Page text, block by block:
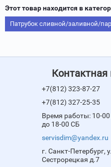
Этот товар находится в
Патрубок сливной/заливной/
+7(812) 323-87-27
+7(812) 327-25-35
Время работы: 10-
до 18-00 СБ
servisdim@yandex.ru
г. Санкт-Петербург,
Сестрорецкая д.7